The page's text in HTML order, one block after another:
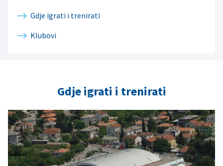
Gdje igrati i trenirati
Klubovi
Gdje igrati i trenirati